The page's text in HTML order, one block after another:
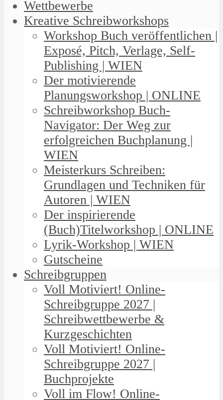
Wettbewerbe
Kreative Schreibworkshops
Workshop Buch veröffentlichen |
Exposé, Pitch, Verlage, Self-
Publishing | WIEN
Der motivierende
Planungsworkshop | ONLINE
Schreibworkshop Buch-
Navigator: Der Weg zur
erfolgreichen Buchplanung |
WIEN
Meisterkurs Schreiben:
Grundlagen und Techniken für
Autoren | WIEN
Der inspirierende
(Buch)Titelworkshop | ONLINE
Lyrik-Workshop | WIEN
Gutscheine
Schreibgruppen
Voll Motiviert! Online-
Schreibgruppe 2027 |
Schreibwettbewerbe &
Kurzgeschichten
Voll Motiviert! Online-
Schreibgruppe 2027 |
Buchprojekte
Voll im Flow! Online-